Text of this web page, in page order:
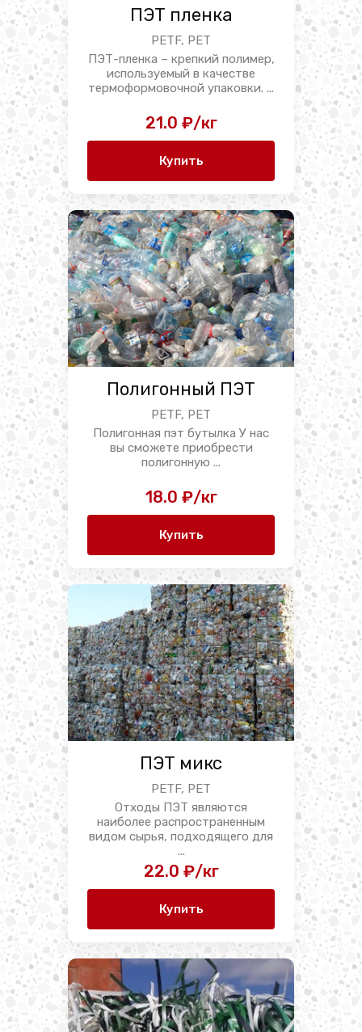
ПЭТ пленка
PETF, PET
ПЭТ-пленка – крепкий полимер,
используемый в качестве
термоформовочной упаковки. ...
21.0 ₽/кг
Купить
Полигонный ПЭТ
PETF, PET
Полигонная пэт бутылка У нас
вы сможете приобрести
полигонную ...
18.0 ₽/кг
Купить
ПЭТ микс
PETF, PET
Отходы ПЭТ являются
наиболее распространенным
видом сырья, подходящего для
...
22.0 ₽/кг
Купить